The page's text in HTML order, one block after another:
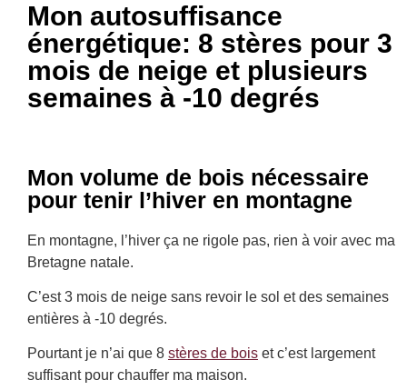
Mon autosuffisance
énergétique: 8 stères pour 3
mois de neige et plusieurs
semaines à -10 degrés
Mon volume de bois nécessaire
pour tenir l’hiver en montagne
En montagne, l’hiver ça ne rigole pas, rien à voir avec ma
Bretagne natale.
C’est 3 mois de neige sans revoir le sol et des semaines
entières à -10 degrés.
Pourtant je n’ai que 8 stères de bois et c’est largement
suffisant pour chauffer ma maison.